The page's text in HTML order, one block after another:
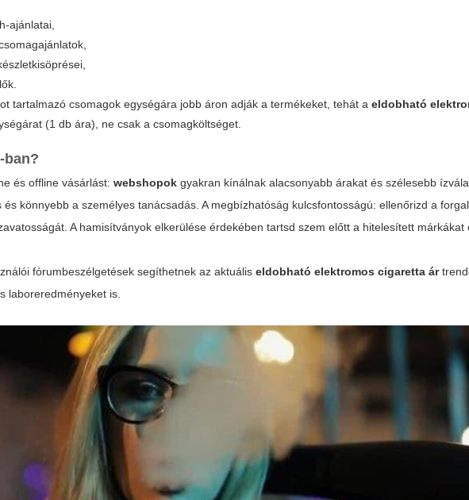
ajánlatai,
tartalmazó csomagok egységára jobb áron adják a termékeket, tehát aeldobható
(1 db ára), ne csak a csomagköltséget.
ban?
és offline vásárlást:webshopok gyakran kínálnak alacsonyabb árakat és szélesebb
könnyebb a személyes tanácsadás. A megbízhatóság kulcsfontosságú: ellenőrizd a
A hamisítványok elkerülése érdekében tartsd szem előtt a hitelesített márkákat
fórumbeszélgetések segíthetnek az aktuáliseldobható elektromos cigaretta ár
laboreredményeket is.